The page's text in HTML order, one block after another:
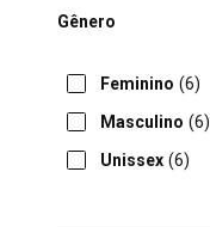
Gênero
Feminino (6)
Masculino (6)
Unissex (6)